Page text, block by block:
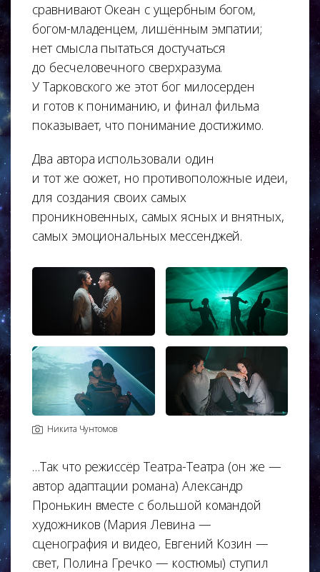
сравнивают Океан с ущербным богом,
богом-младенцем, лишённым эмпатии;
нет смысла пытаться достучаться
до бесчеловечного сверхразума.
У Тарковского же этот бог милосерден
и готов к пониманию, и финал фильма
показывает, что понимание достижимо.
Два автора использовали один
и тот же сюжет, но противоположные идеи,
для создания своих самых
проникновенных, самых ясных и внятных,
самых эмоциональных мессенджей.
Никита Чунтомов
…Так что режиссёр Театра-Театра (он же —
автор адаптации романа) Александр
Пронькин вместе с большой командой
художников (Мария Левина —
сценография и видео, Евгений Козин —
свет, Полина Гречко — костюмы) ступил